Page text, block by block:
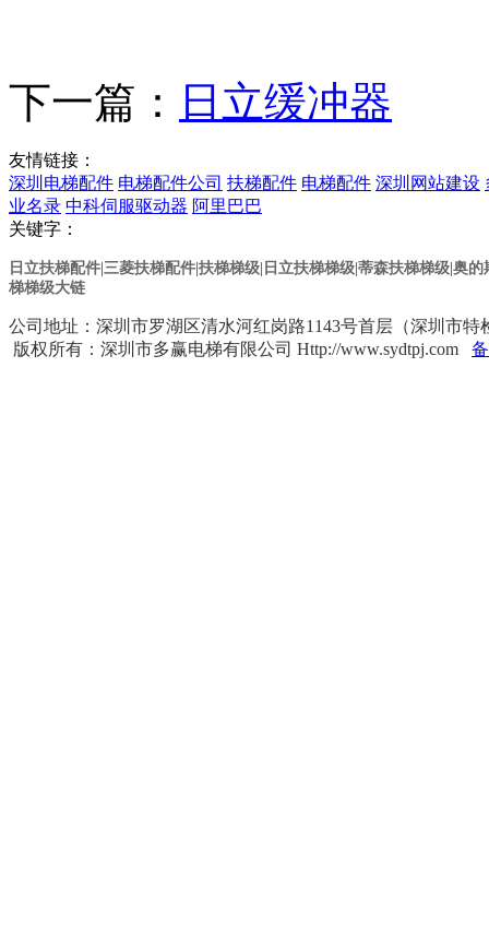
下一篇： 日立缓冲器
友情链接：
深圳电梯配件 电梯配件公司 扶梯配件 电梯配件 深圳网站建设
业名录 中科伺服驱动器 阿里巴巴
关键字：
日立扶梯配件|三菱扶梯配件|扶梯梯级|日立扶梯梯级 |蒂森扶梯梯级 |奥
梯梯级大链
公司地址：深圳市罗湖区清水河红岗路1143号首层（深圳市
版权所有：深圳市多赢电梯有限公司 Http://www.sydtpj.com